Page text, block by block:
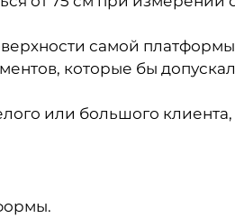
самой
которые бы
или большого клиента,